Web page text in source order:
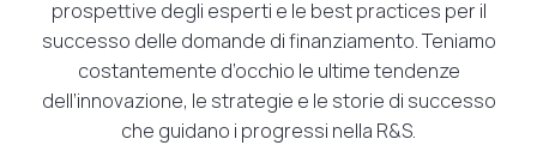
prospettive degli esperti e le best practices per il
successo delle domande di finanziamento. Teniamo
costantemente d’occhio le ultime tendenze
dell’innovazione, le strategie e le storie di successo
che guidano i progressi nella R&S.